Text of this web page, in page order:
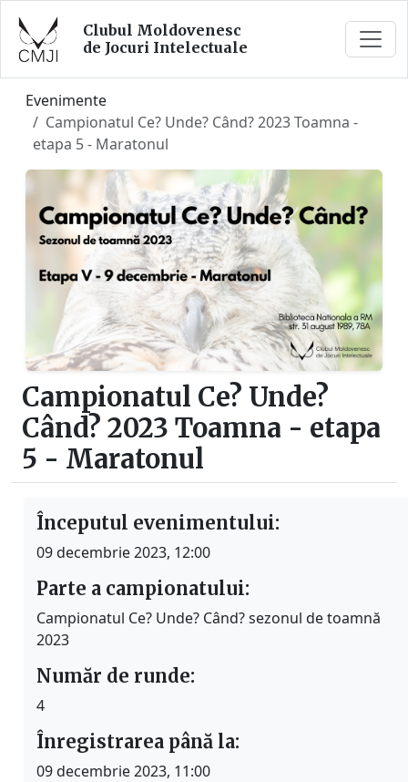
Clubul Moldovenesc
de Jocuri Intelectuale
Evenimente
Campionatul Ce? Unde? Când? 2023 Toamna -
etapa 5 - Maratonul
Campionatul Ce? Unde?
Când? 2023 Toamna - etapa
5 - Maratonul
Începutul evenimentului:
09 decembrie 2023, 12:00
Parte a campionatului:
Campionatul Ce? Unde? Când? sezonul de toamnă
2023
Număr de runde:
4
Înregistrarea până la:
09 decembrie 2023, 11:00